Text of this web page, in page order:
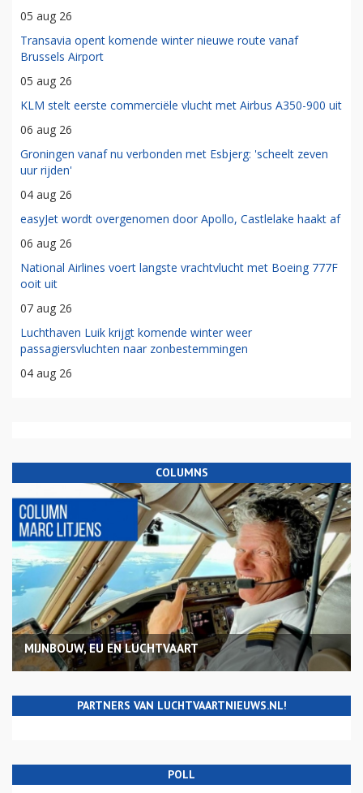
05 aug 26
Transavia opent komende winter nieuwe route vanaf
Brussels Airport
05 aug 26
KLM stelt eerste commerciële vlucht met Airbus A350-900 uit
06 aug 26
Groningen vanaf nu verbonden met Esbjerg: 'scheelt zeven
uur rijden'
04 aug 26
easyJet wordt overgenomen door Apollo, Castlelake haakt af
06 aug 26
National Airlines voert langste vrachtvlucht met Boeing 777F
ooit uit
07 aug 26
Luchthaven Luik krijgt komende winter weer
passagiersvluchten naar zonbestemmingen
04 aug 26
COLUMNS
MIJNBOUW, EU EN LUCHTVAART
PARTNERS VAN LUCHTVAARTNIEUWS.NL!
POLL